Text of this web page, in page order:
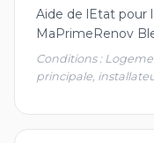
Aide de lEtat pour
MaPrimeRenov
Conditions :
principale,